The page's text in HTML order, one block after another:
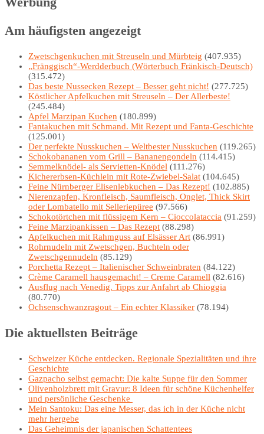
Am häufigsten angezeigt
Zwetschgenkuchen mit Streuseln und Mürbteig (407.935)
„Fränggisch“-Werdderbuch (Wörterbuch Fränkisch-Deutsch)
(315.472)
Das beste Nussecken Rezept – Besser geht nicht! (277.725)
Köstlicher Apfelkuchen mit Streuseln – Der Allerbeste!
(245.484)
Apfel Marzipan Kuchen (180.899)
Fantakuchen mit Schmand. Mit Rezept und Fanta-Geschichte
(125.001)
Der perfekte Nusskuchen – Weltbester Nusskuchen (119.265)
Schokobananen vom Grill – Bananengondeln (114.415)
Semmelknödel- als Servietten-Knödel (111.276)
Kichererbsen-Küchlein mit Rote-Zwiebel-Salat (104.645)
Feine Nürnberger Elisenlebkuchen – Das Rezept! (102.885)
Nierenzapfen, Kronfleisch, Saumfleisch, Onglet, Thick Skirt
oder Lombatello mit Selleriepüree (97.566)
Schokotörtchen mit flüssigem Kern – Cioccolataccia (91.259)
Feine Marzipankissen – Das Rezept (88.298)
Apfelkuchen mit Rahmguss auf Elsässer Art (86.991)
Rohrnudeln mit Zwetschgen, Buchteln oder
Zwetschgennudeln (85.129)
Porchetta Rezept – Italienischer Schweinbraten (84.122)
Crème Caramell hausgemacht! – Creme Caramell (82.616)
Ausflug nach Venedig. Tipps zur Anfahrt ab Chioggia
(80.770)
Ochsenschwanzragout – Ein echter Klassiker (78.194)
Die aktuellsten Beiträge
Schweizer Küche entdecken. Regionale Spezialitäten und ihre
Geschichte
Gazpacho selbst gemacht: Die kalte Suppe für den Sommer
Olivenholzbrett mit Gravur: 8 Ideen für schöne Küchenhelfer
und persönliche Geschenke
Mein Santoku: Das eine Messer, das ich in der Küche nicht
mehr hergebe
Das Geheimnis der japanischen Schattentees